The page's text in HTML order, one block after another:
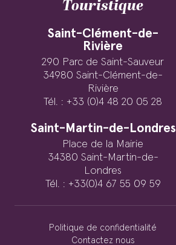
Touristique
Saint-Clément-de-
Rivière
290 Parc de Saint-Sauveur
34980 Saint-Clément-de-
Rivière
Tél. : +33 (0)4 48 20 05 28
Saint-Martin-de-Londres
Place de la Mairie
34380 Saint-Martin-de-
Londres
Tél. : +33(0)4 67 55 09 59
Politique de confidentialité
Contactez nous